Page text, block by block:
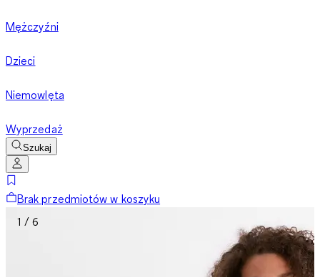
Mężczyźni
Dzieci
Niemowlęta
Wyprzedaż
Szukaj
Brak przedmiotów w koszyku
1 / 6